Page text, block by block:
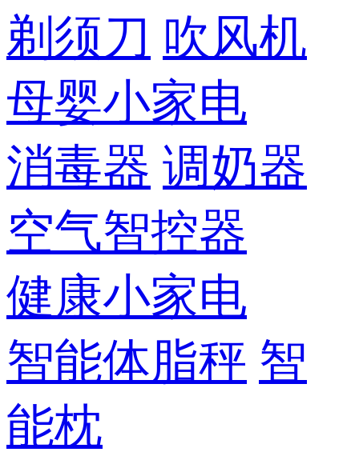
剃须刀 吹风机
母婴小家电
消毒器 调奶器
空气智控器
健康小家电
智能体脂秤 智
能枕